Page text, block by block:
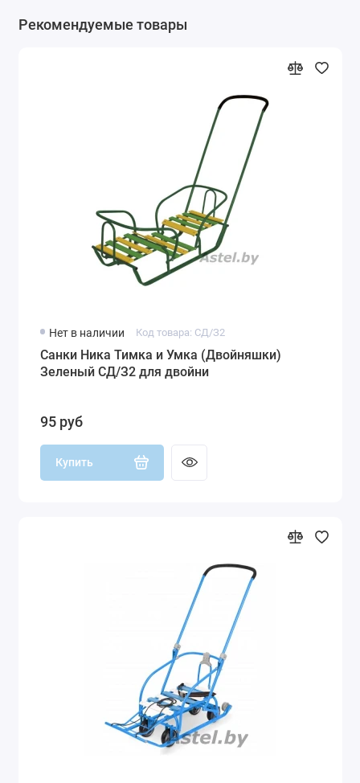
Рекомендуемые товары
Нет в наличии Код товара: СД/З2
Санки Ника Тимка и Умка (Двойняшки)
Зеленый СД/З2 для двойни
95 руб
Купить